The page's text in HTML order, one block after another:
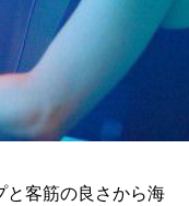
と客筋の良さから海